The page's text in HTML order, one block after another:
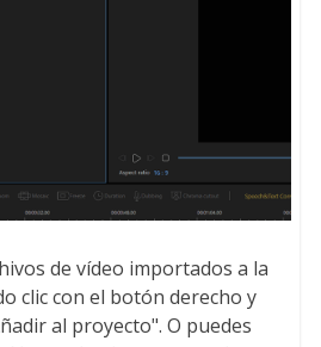
de vídeo importados a la
clic con el botón derecho y
al proyecto". O puedes